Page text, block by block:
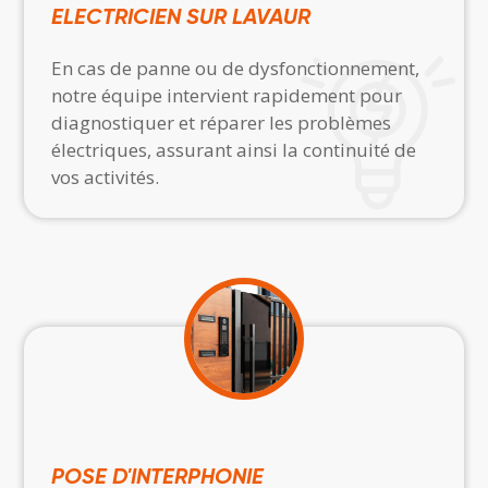
ELECTRICIEN SUR LAVAUR
En cas de panne ou de dysfonctionnement,
notre équipe intervient rapidement pour
diagnostiquer et réparer les problèmes
électriques, assurant ainsi la continuité de
vos activités.
POSE D'INTERPHONIE